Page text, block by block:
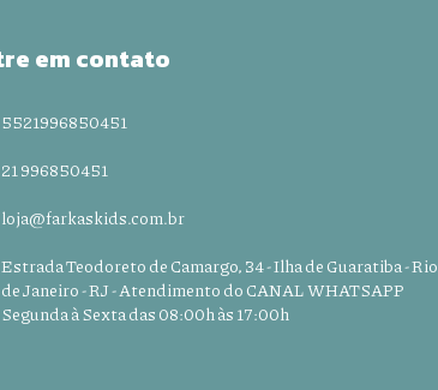
em contato
5521996850451
21 996850451
loja@farkaskids.com.br
Estrada Teodoreto de Camargo, 34 - Ilha de Guaratiba - Rio
de Janeiro - RJ - Atendimento do CANAL WHATSAPP
Segunda à Sexta das 08:00h às 17:00h